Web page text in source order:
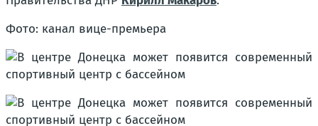
Фото: канал вице-премьера